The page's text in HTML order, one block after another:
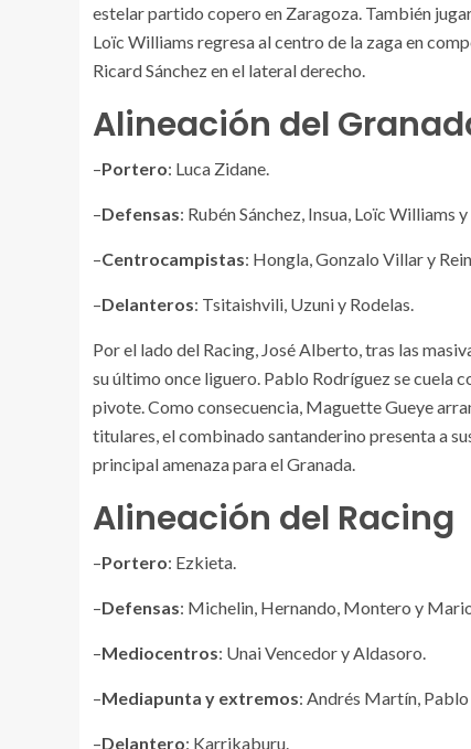
estelar partido copero en Zaragoza. También
Loïc Williams regresa al centro de la zaga en
Ricard Sánchez en el lateral derecho.
Alineación del
–Portero: Luca Zidane.
–Defensas: Rubén Sánchez, Insua, Loïc Williams
–Centrocampistas: Hongla, Gonzalo Villar y
–Delanteros: Tsitaishvili, Uzuni y Rodelas.
Por el lado del Racing, José Alberto, tras las
su último once liguero. Pablo Rodríguez se cuela
pivote. Como consecuencia, Maguette Gueye
titulares, el combinado santanderino presenta a
principal amenaza para el Granada.
Alineación del Racing
–Portero: Ezkieta.
–Defensas: Michelin, Hernando, Montero y
–Mediocentros: Unai Vencedor y Aldasoro.
–Mediapunta y extremos: Andrés Martín,
–Delantero: Karrikaburu.